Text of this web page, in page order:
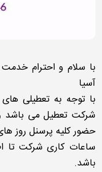
با سلام و احترام
آسیا
حضور کلیه پرسنل روز
باشد.